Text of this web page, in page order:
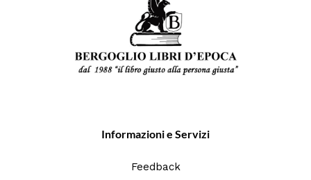
Informazioni e Servizi
Feedback